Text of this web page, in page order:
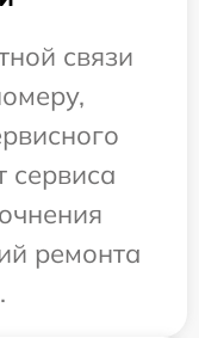
связи
сервиса
ремонта